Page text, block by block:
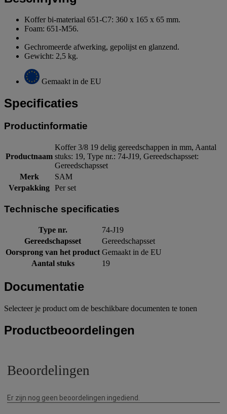
Koffer bi-materiaal 651-C7: 360 x 165 x 65 mm.
Foam: 651-M56.
Gechromeerde afwerking, gepolijst en glanzend.
Gewicht: 2,5 kg.
Gemaakt in de EU
Specificaties
Productinformatie
Productnaam
Koffer 3/8 19 delig gereedschappen in mm, Aantal
stuks: 19, Type nr.: 74-J19, Gereedschapsset:
Gereedschapsset
Merk
SAM
Verpakking Per set
Technische specificaties
Type nr.
74-J19
Gereedschapsset
Gereedschapsset
Oorsprong van het product Gemaakt in de EU
Aantal stuks
19
Documentatie
Selecteer je product om de beschikbare documenten te tonen
Productbeoordelingen